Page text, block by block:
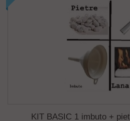
KIT BASIC 1 imbuto +